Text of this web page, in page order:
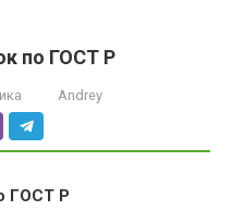
по ГОСТ Р
Andrey
ГОСТ Р